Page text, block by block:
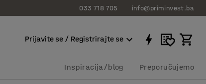
033 718 705 info@priminvest.ba
Prijavite se / Registrirajte se
Inspiracija/blog Preporučujemo